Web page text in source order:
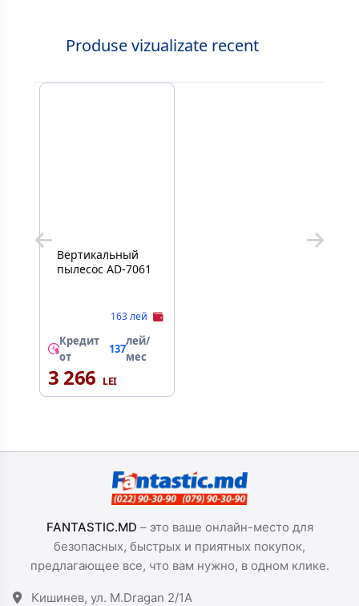
Produse vizualizate recent
Вертикальный
пылесос AD-7061
163 лей
Кредит
от
137
лей/
мес
3 266
FANTASTIC.MD – это ваше онлайн-место для
безопасных, быстрых и приятных покупок,
предлагающее все, что вам нужно, в одном клике.
Кишинев, ул. M.Dragan 2/1A